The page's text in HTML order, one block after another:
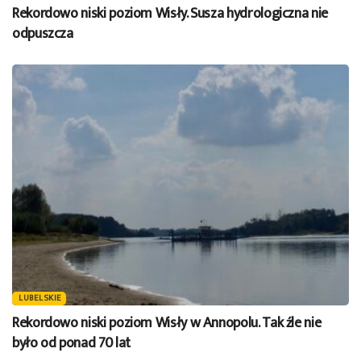
Rekordowo niski poziom Wisły. Susza hydrologiczna nie
odpuszcza
LUBELSKIE
Rekordowo niski poziom Wisły w Annopolu. Tak źle nie
było od ponad 70 lat